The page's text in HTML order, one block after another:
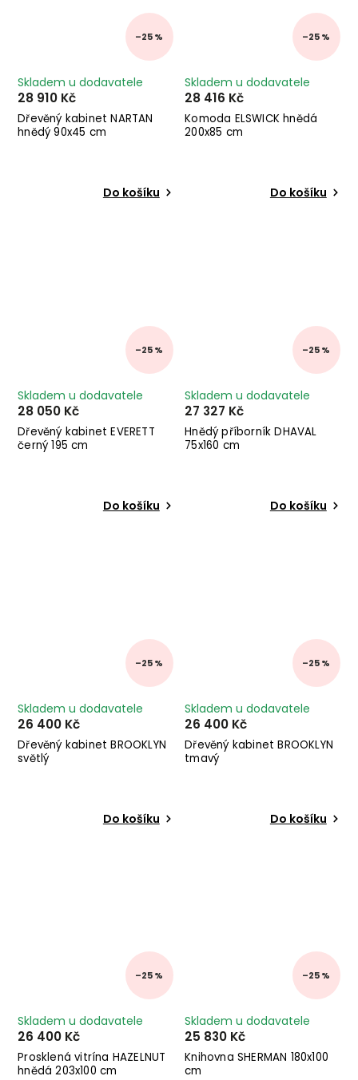
–25 %
Dřevěný kabinet NARTAN
hnědý 90x45 cm
Skladem u dodavatele
28 910 Kč
Do košíku
–25 %
Komoda ELSWICK hnědá
200x85 cm
Skladem u dodavatele
28 416 Kč
Do košíku
–25 %
Dřevěný kabinet EVERETT
černý 195 cm
Skladem u dodavatele
28 050 Kč
Do košíku
–25 %
Hnědý příborník DHAVAL
75x160 cm
Skladem u dodavatele
27 327 Kč
Do košíku
–25 %
Dřevěný kabinet BROOKLYN
světlý
Skladem u dodavatele
26 400 Kč
Do košíku
–25 %
Dřevěný kabinet BROOKLYN
tmavý
Skladem u dodavatele
26 400 Kč
Do košíku
–25 %
Prosklená vitrína HAZELNUT
hnědá 203x100 cm
Skladem u dodavatele
26 400 Kč
–25 %
Knihovna SHERMAN 180x100
cm
Skladem u dodavatele
25 830 Kč